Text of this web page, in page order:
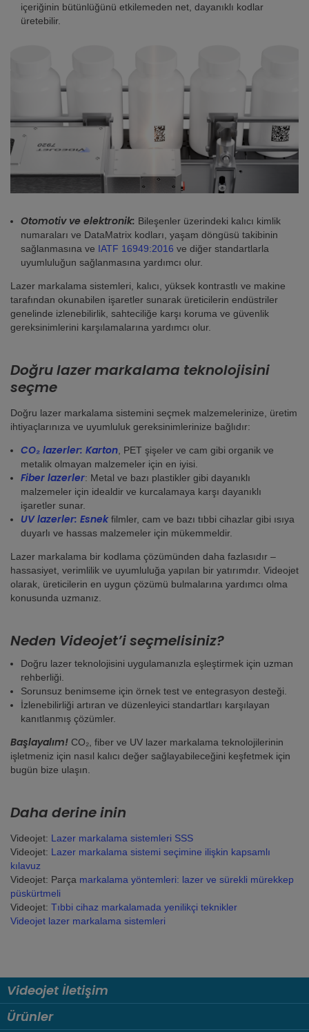
içeriğinin bütünlüğünü etkilemeden net, dayanıklı kodlar
üretebilir.
Otomotiv ve elektronik: Bileşenler üzerindeki kalıcı kimlik
numaraları ve DataMatrix kodları, yaşam döngüsü takibinin
sağlanmasına ve IATF 16949:2016 ve diğer standartlarla
uyumluluğun sağlanmasına yardımcı olur.
Lazer markalama sistemleri, kalıcı, yüksek kontrastlı ve makine
tarafından okunabilen işaretler sunarak üreticilerin endüstriler
genelinde izlenebilirlik, sahteciliğe karşı koruma ve güvenlik
gereksinimlerini karşılamalarına yardımcı olur.
Doğru lazer markalama teknolojisini
seçme
Doğru lazer markalama sistemini seçmek malzemelerinize, üretim
ihtiyaçlarınıza ve uyumluluk gereksinimlerinize bağlıdır:
CO₂ lazerler: Karton, PET şişeler ve cam gibi organik ve
metalik olmayan malzemeler için en iyisi.
Fiber lazerler: Metal ve bazı plastikler gibi dayanıklı
malzemeler için idealdir ve kurcalamaya karşı dayanıklı
işaretler sunar.
UV lazerler: Esnekfilmler, cam ve bazı tıbbi cihazlar gibi ısıya
duyarlı ve hassas malzemeler için mükemmeldir.
Lazer markalama bir kodlama çözümünden daha fazlasıdır –
hassasiyet, verimlilik ve uyumluluğa yapılan bir yatırımdır. Videojet
olarak, üreticilerin en uygun çözümü bulmalarına yardımcı olma
konusunda uzmanız.
Neden Videojet’i seçmelisiniz?
Doğru lazer teknolojisini uygulamanızla eşleştirmek için uzman
rehberliği.
Sorunsuz benimseme için örnek test ve entegrasyon desteği.
İzlenebilirliği artıran ve düzenleyici standartları karşılayan
kanıtlanmış çözümler.
Başlayalım! CO₂, fiber ve UV lazer markalama teknolojilerinin
işletmeniz için nasıl kalıcı değer sağlayabileceğini keşfetmek için
bugün bize ulaşın.
Daha derine inin
Videojet: Lazer markalama sistemleri SSS
Videojet: Lazer markalama sistemi seçimine ilişkin kapsamlı
kılavuz
Videojet: Parça markalama yöntemleri: lazer ve sürekli mürekkep
püskürtmeli
Videojet: Tıbbi cihaz markalamada yenilikçi teknikler
Videojet lazer markalama sistemleri
Videojet İletişim
Ürünler